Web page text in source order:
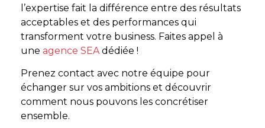
l’expertise fait la différence entre des résultats
acceptables et des performances qui
transforment votre business. Faites appel à
une agence SEAdédiée !
Prenez contact avec notre équipe pour
échanger sur vos ambitions et découvrir
comment nous pouvons les concrétiser
ensemble.